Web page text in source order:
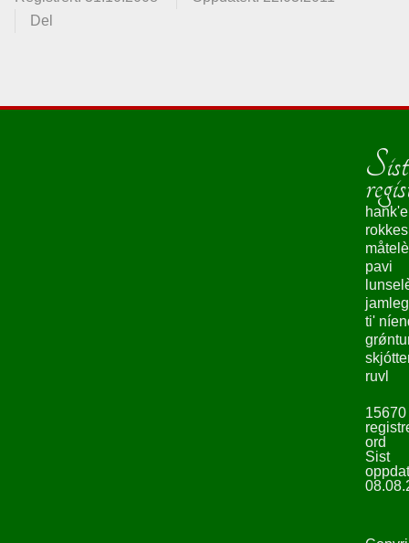
Del
hank'e
pavi
ti'
ruvl
15670
ord
Sist